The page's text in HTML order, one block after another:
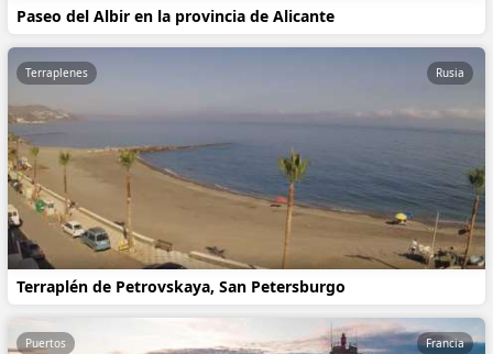
Paseo del Albir en la provincia de Alicante
Terraplén de Petrovskaya, San Petersburgo
Terraplenes Rusia
Puertos Francia